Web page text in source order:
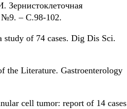
№9. – С.98-102.
study of 74 cases. Dig Dis Sci.
the Literature. Gastroenterology
cell tumor: report of 14 cases